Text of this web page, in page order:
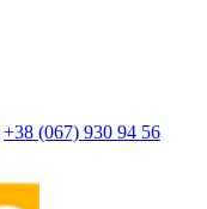
+38 (067) 930 94 56